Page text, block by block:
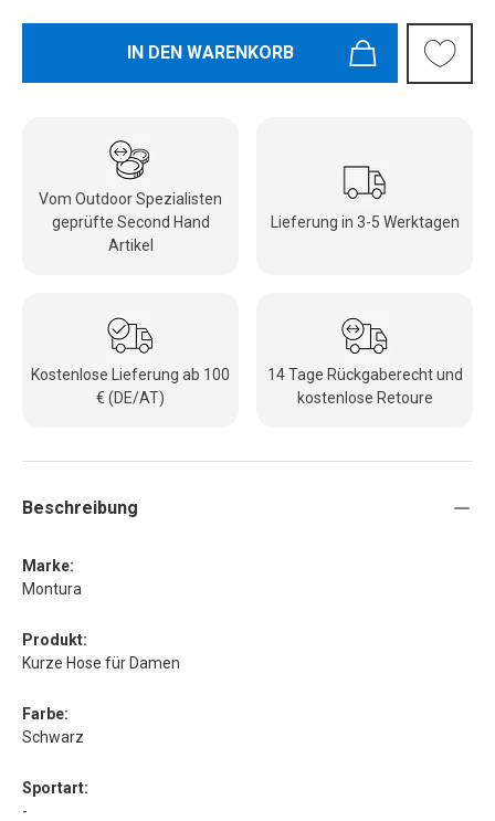
IN DEN WARENKORB
Vom Outdoor Spezialisten
geprüfte Second Hand
Artikel
Lieferung in 3-5 Werktagen
Kostenlose Lieferung ab 100
€ (DE/AT)
14 Tage Rückgaberecht und
kostenlose Retoure
Beschreibung
Marke:
Montura
Produkt:
Kurze Hose für Damen
Farbe:
Schwarz
Sportart:
-